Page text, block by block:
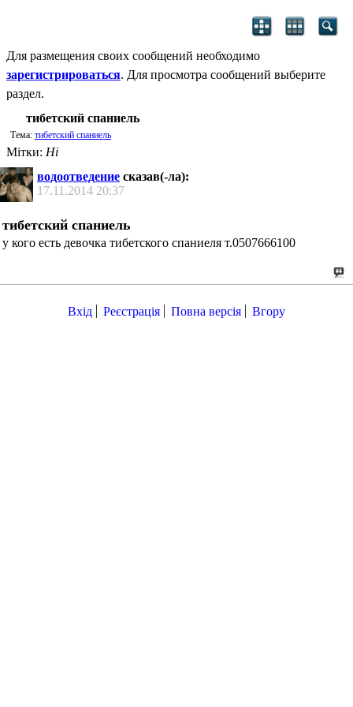
Для размещения своих сообщений необходимо
зарегистрироваться. Для просмотра сообщений выберите
раздел.
тибетский спаниель
Тема: тибетский спаниель
Мітки: Ні
водоотведение сказав(-ла):
17.11.2014 20:37
тибетский спаниель
у кого есть девочка тибетского спаниеля т.0507666100
Вхід Реєстрація Повна версія Вгору